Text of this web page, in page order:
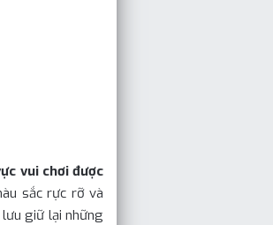
vui chơi được
sắc rực rỡ và
giữ lại những